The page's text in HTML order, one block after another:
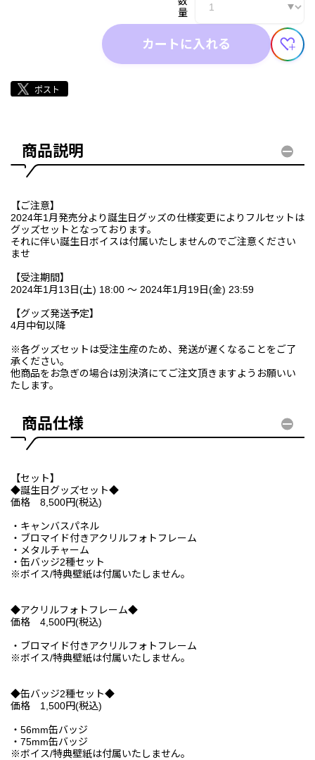
量
カートに入れる
商品説明
【ご注意】
2024年1月発売分より誕生日グッズの仕様変更によりフルセットは
グッズセットとなっております。
それに伴い誕生日ボイスは付属いたしませんのでご注意ください
ませ
【受注期間】
2024年1月13日(土) 18:00 ～ 2024年1月19日(金) 23:59
【グッズ発送予定】
4月中旬以降
※各グッズセットは受注生産のため、発送が遅くなることをご了
承ください。
他商品をお急ぎの場合は別決済にてご注文頂きますようお願いい
たします。
商品仕様
【セット】
◆誕生日グッズセット◆
価格 8,500円(税込)
・キャンバスパネル
・ブロマイド付きアクリルフォトフレーム
・メタルチャーム
・缶バッジ2種セット
※ボイス/特典壁紙は付属いたしません。
◆アクリルフォトフレーム◆
価格 4,500円(税込)
・ブロマイド付きアクリルフォトフレーム
※ボイス/特典壁紙は付属いたしません。
◆缶バッジ2種セット◆
価格 1,500円(税込)
・56mm缶バッジ
・75mm缶バッジ
※ボイス/特典壁紙は付属いたしません。